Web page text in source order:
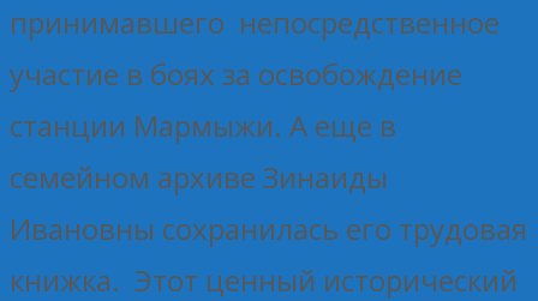
принимавшего непосредственное
участие в боях за освобождение
станции Мармыжи. А еще в
семейном архиве Зинаиды
Ивановны сохранилась его трудовая
книжка. Этот ценный исторический